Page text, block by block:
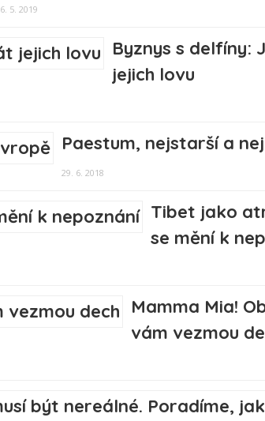
6. 5. 2019
Byznys s delfíny:
jejich lovu
Paestum, nejstarší a
29. 6. 2018
Tibet jako
se mění k
Mamma Mia!
vám vezmou